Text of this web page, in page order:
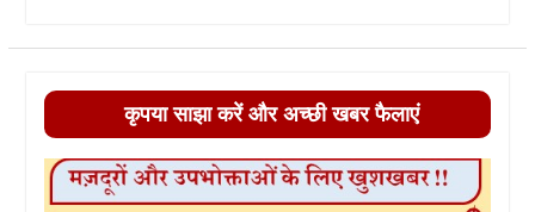
कृपया साझा करें और अच्छी खबर फैलाएं